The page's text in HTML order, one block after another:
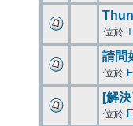
位於
請問
位於
[解
位於